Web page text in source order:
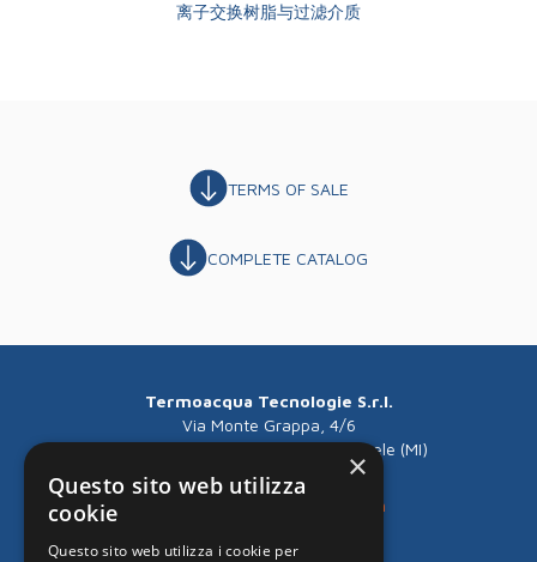
离子交换树脂与过滤介质
TERMS OF SALE
COMPLETE CATALOG
Termoacqua Tecnologie S.r.l.
Via Monte Grappa, 4/6
20090 Fizzonasco di Pieve Emanuele (MI)
Phone
: +39 02.90422129
milano@termoacqua.com
×
Questo sito web utilizza
cookie
Questo sito web utilizza i cookie per